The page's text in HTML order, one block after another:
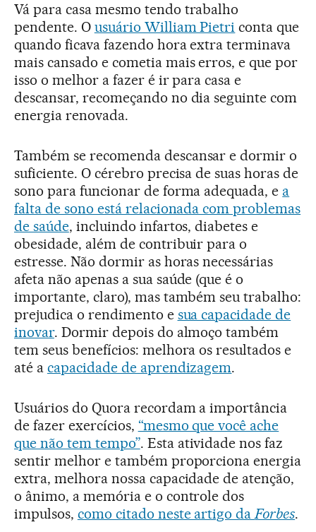
Vá para casa mesmo tendo trabalho
pendente. O usuário William Pietri conta que
quando ficava fazendo hora extra terminava
mais cansado e cometia mais erros, e que por
isso o melhor a fazer é ir para casa e
descansar, recomeçando no dia seguinte com
energia renovada.
Também se recomenda descansar e dormir o
suficiente. O cérebro precisa de suas horas de
sono para funcionar de forma adequada, e a
falta de sono está relacionada com problemas
de saúde, incluindo infartos, diabetes e
obesidade, além de contribuir para o
estresse. Não dormir as horas necessárias
afeta não apenas a sua saúde (que é o
importante, claro), mas também seu trabalho:
prejudica o rendimento e sua capacidade de
inovar. Dormir depois do almoço também
tem seus benefícios: melhora os resultados e
até a capacidade de aprendizagem.
Usuários do Quora recordam a importância
de fazer exercícios, “mesmo que você ache
que não tem tempo”. Esta atividade nos faz
sentir melhor e também proporciona energia
extra, melhora nossa capacidade de atenção,
o ânimo, a memória e o controle dos
impulsos, como citado neste artigo daForbes.